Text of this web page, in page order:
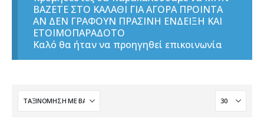
ΒΑΖΕΤΕ ΣΤΟ ΚΑΛΑΘΙ ΓΙΑ ΑΓΟΡΑ ΠΡΟΙΝΤΑ
ΑΝ ΔΕΝ ΓΡΑΦΟΥΝ ΠΡΑΣΙΝΗ ΕΝΔΕΙΞΗ ΚΑΙ
ΕΤΟΙΜΟΠΑΡΑΔΟΤΟ
Καλό θα ήταν να προηγηθεί επικοινωνία